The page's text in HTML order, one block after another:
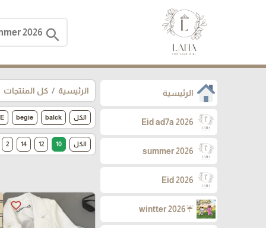
search
الرئيسية
Eid ad7a 2026
summer 2026
Eid 2026
☔wintter 2026
الرئيسية كل المنتجات
الكل balck
begie
الكل 10
12
14
2
favorite_border